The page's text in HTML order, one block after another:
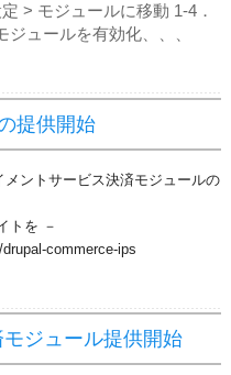
> モジュールに移動 1‐4．
ュールを有効化、、、
提供開始
ントサービス決済モジュールの
トを －
commerce-ips
ジュール提供開始